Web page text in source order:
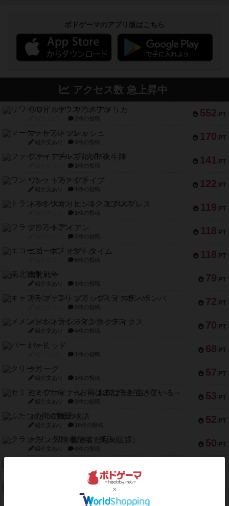
ボドゲーマのアプリ版はこちら
アクセス数 急上昇中
552 PT
リワイルド：サウスアメリカ
2件の投稿
170 PT
マーケットフレッシュ
紹介文あり 1件の投稿
141 PT
ファイアー・ブルズ / 火牛陣
1件の投稿
122 PT
ワン・トゥ・ファイブ
紹介文あり 1件の投稿
119 PT
トランスオリエント・エクスプレス
1件の投稿
118 PT
フラットアイアン
2件の投稿
118 PT
エコーズ・オブ・タイム
8件の投稿
79 PT
南北戦争
紹介文あり 1件の投稿
72 PT
キャプテン・フリップ：イスラ・ボンバ
2件の投稿
70 PT
メメントオンラインタクティクス
紹介文あり 4件の投稿
68 PT
パーミッド
1件の投稿
57 PT
クリーグ
紹介文あり 1件の投稿
53 PT
セミファイナル ～お前はまだ生きている～
紹介文あり 1件の投稿
52 PT
ふたつの街の物語
紹介文あり 18件の投稿
50 PT
クランク! ：冒険者たち（拡張）
紹介文あり 4件の投稿
PT
1件の投稿
PT
スターマイン・ラミー ポケット
2件の投稿